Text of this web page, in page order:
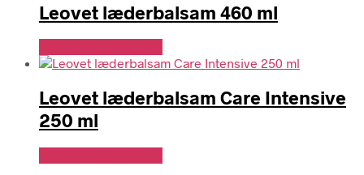
Leovet læderbalsam 460 ml
Leovet læderbalsam Care Intensive
250 ml